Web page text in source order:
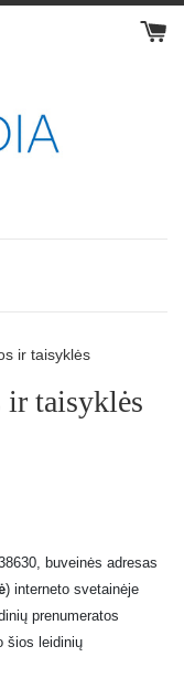
ir taisyklės
ir taisyklės
buveinės adresas
) interneto svetainėje
prenumeratos
šios leidinių